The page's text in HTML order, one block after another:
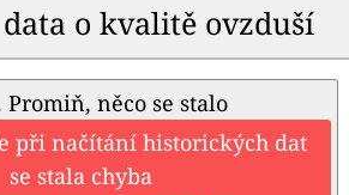
o kvalitě ovzduší
Promiň, něco se stalo
při načítání historických dat
se stala chyba